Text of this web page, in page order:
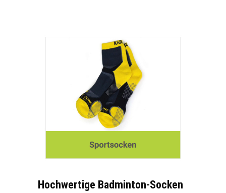
Hochwertige Badminton-Socken